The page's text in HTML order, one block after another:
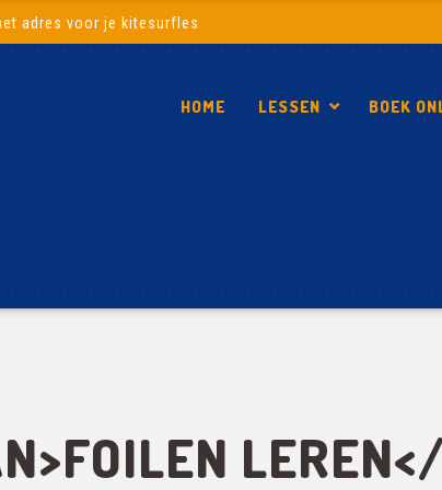
adres voor je kitesurfles
HOME LESSEN BOEK